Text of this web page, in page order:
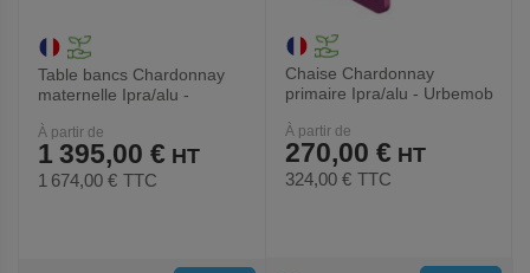
Table bancs Chardonnay
maternelle Ipra/alu -
À partir de
1 395,00 €
1 674,00 € TTC
Chaise Chardonnay
primaire Ipra/alu - Urbemob
À partir de
270,00 €
324,00 € TTC